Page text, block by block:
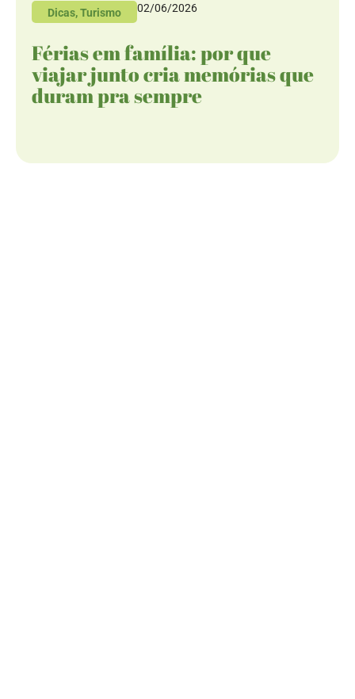
Dicas,Turismo 02/06/2026
Férias em família: por que
viajar junto cria memórias que
duram pra sempre